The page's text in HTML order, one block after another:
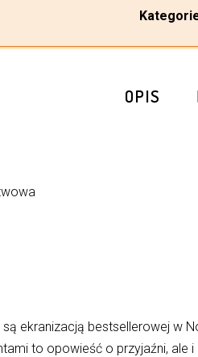
OPIS
są ekranizacją bestsellerowej w
to opowieść o przyjaźni,